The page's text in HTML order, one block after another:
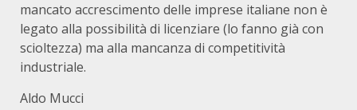
mancato accrescimento delle imprese italiane non è
legato alla possibilità di licenziare (lo fanno già con
scioltezza) ma alla mancanza di competitività
industriale.
Aldo Mucci